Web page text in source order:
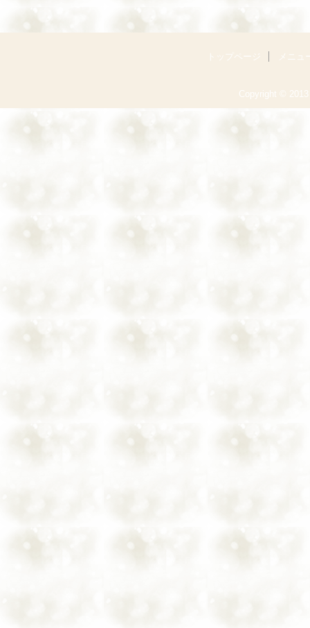
トップページ メニュ
Copyright ©